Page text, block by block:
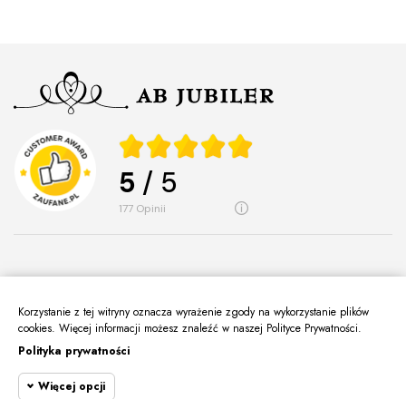
5 / 5
177 opinii
O Nas
Informacje
Moje Konto
Korzystanie z tej witryny oznacza wyrażenie zgody na wykorzystanie plików
cookies. Więcej informacji możesz znaleźć w naszej Polityce Prywatności.
Polityka prywatności
Więcej opcji